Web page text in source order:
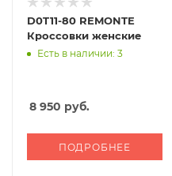
D0T11-80 REMONTE
Кроссовки женские
Есть в наличии: 3
8 950 руб.
ПОДРОБНЕЕ